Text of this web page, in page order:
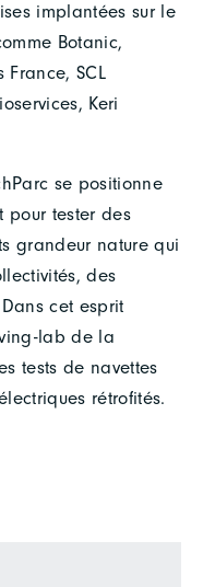
implantées sur le
Botanic,
France, SCL
Keri
se positionne
pour tester des
grandeur nature qui
des
cet esprit
lab de la
tests de navettes
rétrofités.